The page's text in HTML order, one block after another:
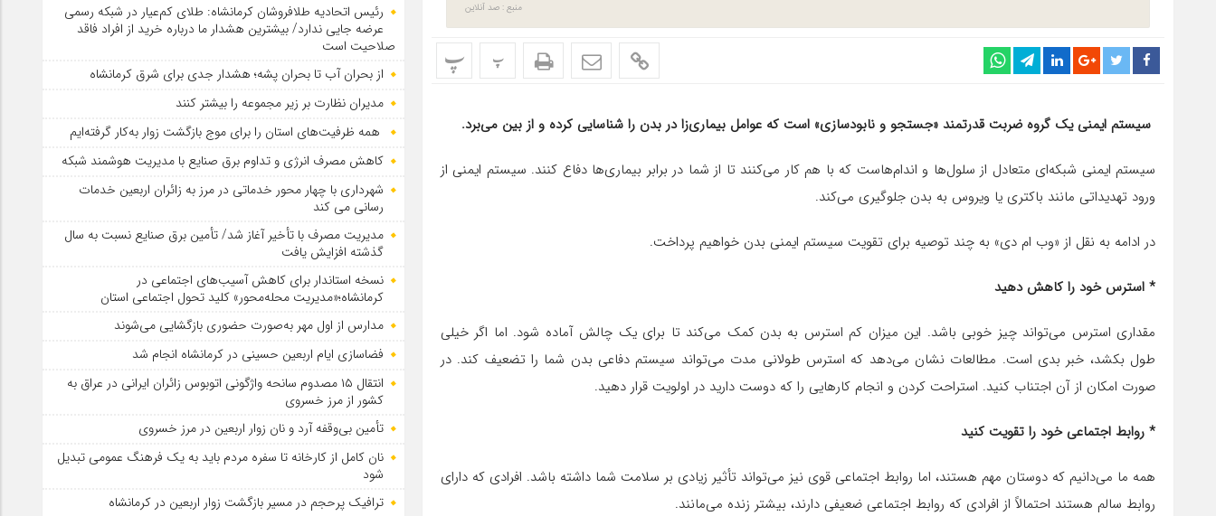
منبع : صد آنلاین
پ پ
سیستم ایمنی یک گروه ضربت قدرتمند «جستجو و نابودسازی» است که عوامل بیماری‌زا در بدن را شناسایی کرده و از بین می‌برد.
سیستم ایمنی شبکه‌ای متعادل از سلول‌ها و اندام‌هاست که با هم کار می‌کنند تا از شما در برابر بیماری‌ها دفاع کنند. سیستم ایمنی از
ورود تهدیداتی مانند باکتری یا ویروس به بدن جلوگیری می‌کند.
در ادامه به نقل از «وب ام دی» به چند توصیه برای تقویت سیستم ایمنی بدن خواهیم پرداخت.
* استرس خود را کاهش دهید
مقداری استرس می‌تواند چیز خوبی باشد. این میزان کم استرس به بدن کمک می‌کند تا برای یک چالش آماده شود. اما اگر خیلی
طول بکشد، خبر بدی است. مطالعات نشان می‌دهد که استرس طولانی مدت می‌تواند سیستم دفاعی بدن شما را تضعیف کند. در
صورت امکان از آن اجتناب کنید. استراحت کردن و انجام کار‌هایی را که دوست دارید در اولویت قرار دهید.
* روابط اجتماعی خود را تقویت کنید
همه ما می‌دانیم که دوستان مهم هستند، اما روابط اجتماعی قوی نیز می‌تواند تأثیر زیادی بر سلامت شما داشته باشد. افرادی که دارای
روابط سالم هستند احتمالاً از افرادی که روابط اجتماعی ضعیفی دارند، بیشتر زنده می‌مانند.
رئیس اتحادیه طلافروشان کرمانشاه: طلای کم‌عیار در شبکه رسمی
عرضه جایی ندارد/ بیشترین هشدار ما درباره خرید از افراد فاقد
صلاحیت است
از بحران آب تا بحران پشه؛ هشدار جدی برای شرق کرمانشاه
مدیران نظارت بر زیر مجموعه را بیشتر کنند
همه ظرفیت‌های استان را برای موج بازگشت زوار به‌کار گرفته‌ایم
کاهش مصرف انرژی و تداوم برق صنایع با مدیریت هوشمند شبکه
شهرداری با چهار محور خدماتی در مرز به زائران اربعین خدمات
رسانی می کند
مدیریت مصرف با تأخیر آغاز شد/ تأمین برق صنایع نسبت به سال
گذشته افزایش یافت
نسخه استاندار برای کاهش آسیب‌های اجتماعی در
کرمانشاه؛«مدیریت محله‌محور» کلید تحول اجتماعی استان
مدارس از اول مهر به‌صورت حضوری بازگشایی می‌شوند
فضاسازی ایام اربعین حسینی در کرمانشاه انجام شد
انتقال ۱۵ مصدوم سانحه واژگونی اتوبوس زائران ایرانی در عراق به
کشور از مرز خسروی
تأمین بی‌وقفه آرد و نان زوار اربعین در مرز خسروی
نان کامل از کارخانه تا سفره مردم باید به یک فرهنگ عمومی تبدیل
شود
ترافیک پرحجم در مسیر بازگشت زوار اربعین در کرمانشاه